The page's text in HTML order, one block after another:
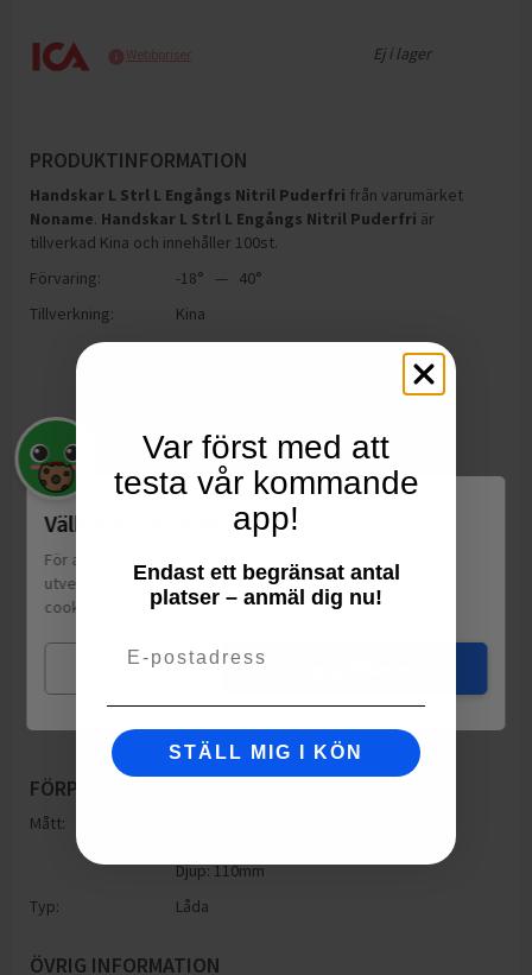
Webbpriser Ej i lager
PRODUKTINFORMATION
Handskar L Strl L Engångs Nitril Puderfri från varumärket
Noname. Handskar L Strl L Engångs Nitril Puderfri är
tillverkad Kina och innehåller 100st.
Förvaring:
-18° — 40°
Tillverkning:
Kina
FÖRPACKNING
Mått:
Djup: 110mm
Typ:
Låda
ÖVRIG INFORMATION
Välkommen till Matspar.se
För att leverera en personlig upplevelse, mäta sajtens
utveckling och ha sociala medier-koppling använder vi
cookies.
Läs mer
Mina val
Var först med att
testa vår kommande
app!
Endast ett begränsat antal
platser – anmäl dig nu!
STÄLL MIG I KÖN